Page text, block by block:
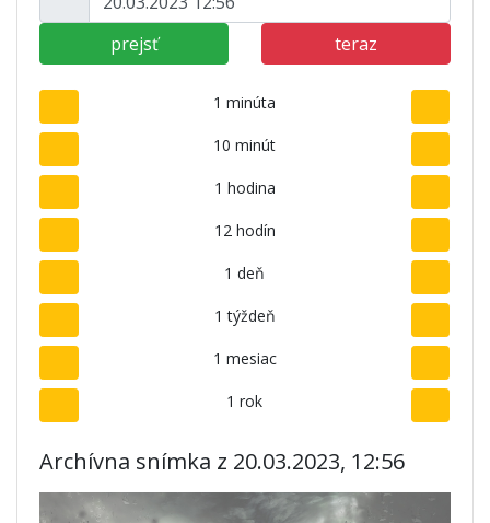
prejsť teraz
1 minúta
10 minút
1 hodina
12 hodín
1 deň
1 týždeň
1 mesiac
1 rok
Archívna snímka z 20.03.2023, 12:56